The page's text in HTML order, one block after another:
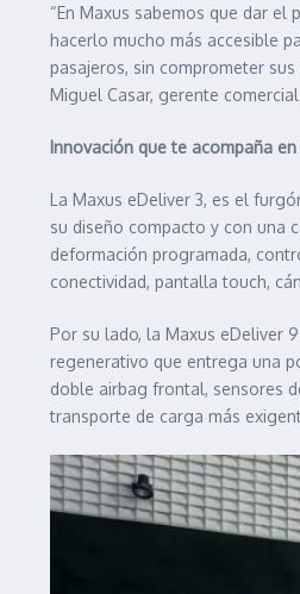
“En Maxus sabemos que dar
hacerlo mucho más accesible
pasajeros, sin comprometer
Miguel Casar, gerente
Innovación que te acompaña
La Maxus eDeliver 3, es el
su diseño compacto y con una
deformación programada,
conectividad, pantalla touch,
Por su lado, la Maxus eDeliver
regenerativo que entrega una
doble airbag frontal, sensores
transporte de carga más